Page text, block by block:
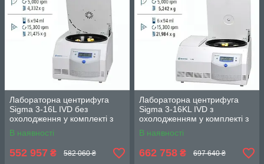
Лабораторна центрифуга
Sigma 3-16L IVD без
охолодження у комплекті з
поворотно-відкидним
ротором на 4 круглі стакани
В наявності
552 957 ₴ 582 060 ₴
Лабораторна центрифуга
Sigma 3-16KL IVD з
охолодженням у комплекті з
поворотно-відкидним
ротором на 4 круглі стакани
В наявності
662 758 ₴ 697 640 ₴